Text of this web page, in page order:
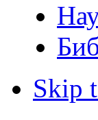
Skip